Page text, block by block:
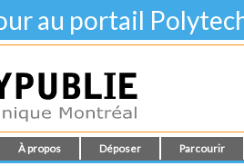
au portail
À propos Déposer Parcourir